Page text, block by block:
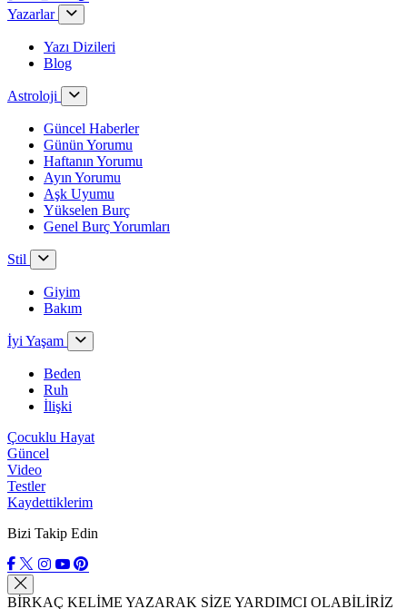
Yazarlar
Yazı Dizileri
Blog
Astroloji
Güncel Haberler
Günün Yorumu
Haftanın Yorumu
Ayın Yorumu
Aşk Uyumu
Yükselen Burç
Genel Burç Yorumları
Stil
Giyim
Bakım
İyi Yaşam
Beden
Ruh
İlişki
Çocuklu Hayat
Güncel
Video
Testler
Kaydettiklerim
Bizi Takip Edin
BİRKAÇ KELİME YAZARAK SİZE YARDIMCI OLABİLİRİZ